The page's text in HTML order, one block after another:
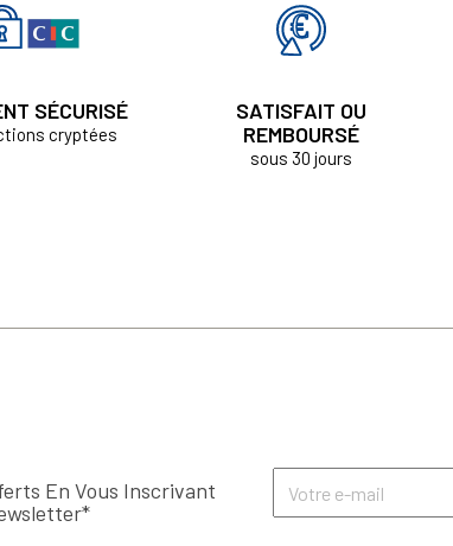
SÉCURISÉ
cryptées
SATISFAIT OU
REMBOURSÉ
sous 30 jours
En Vous Inscrivant